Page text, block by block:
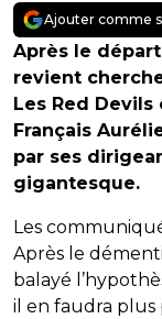
Ajouter comme
Après le
revient
Les Red
Français
par ses
gigantesque.
Les
Après le
balayé
il en faudra plus